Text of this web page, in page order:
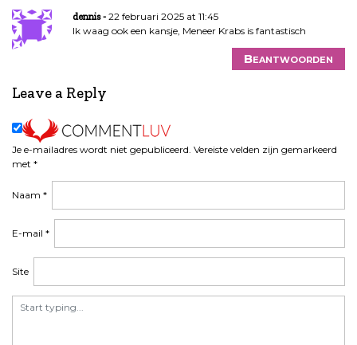
dennis
22 februari 2025 at 11:45
Ik waag ook een kansje, Meneer Krabs is fantastisch
Beantwoorden
Leave a Reply
Je e-mailadres wordt niet gepubliceerd. Vereiste velden zijn gemarkeerd
met *
Naam *
E-mail *
Site